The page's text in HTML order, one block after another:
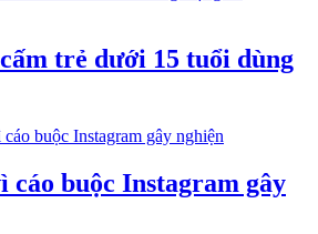
trẻ dưới 15 tuổi dùng
cáo buộc Instagram gây